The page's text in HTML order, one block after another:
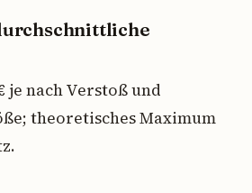
je nach Verstoß und
theoretisches Maximum